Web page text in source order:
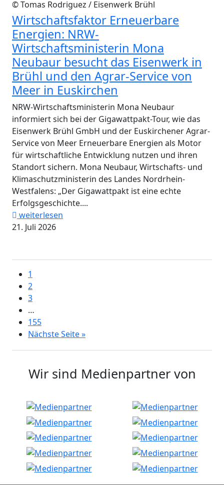
© Tomas Rodriguez / Eisenwerk Brühl
Wirtschaftsfaktor Erneuerbare
Energien: NRW-
Wirtschaftsministerin Mona
Neubaur besucht das Eisenwerk in
Brühl und den Agrar-Service von
Meer in Euskirchen
NRW-Wirtschaftsministerin Mona Neubaur
informiert sich bei der Gigawattpakt-Tour, wie das
Eisenwerk Brühl GmbH und der Euskirchener Agrar-
Service von Meer Erneuerbare Energien als Motor
für wirtschaftliche Entwicklung nutzen und ihren
Standort sichern. Mona Neubaur, Wirtschafts- und
Klimaschutzministerin des Landes Nordrhein-
Westfalens: „Der Gigawattpakt ist eine echte
Erfolgsgeschichte....
weiterlesen
21. Juli 2026
1
2
3
…
155
Nächste Seite »
Wir sind Medienpartner von